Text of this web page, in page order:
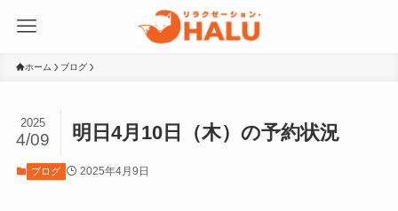
ホーム ブログ
明日4月10日（木）の予約状況
2025
4/09
ブログ 2025年4月9日